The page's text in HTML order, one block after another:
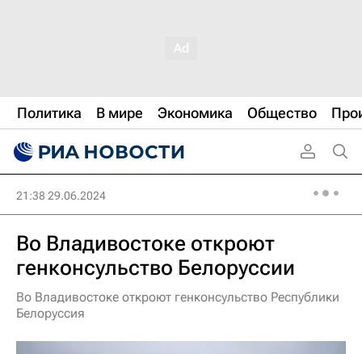
Политика В мире Экономика Общество
21:38 29.06.2024
Во Владивостоке откроют
генконсульство Белоруссии
Во Владивостоке откроют генконсульство Республики
Белоруссия